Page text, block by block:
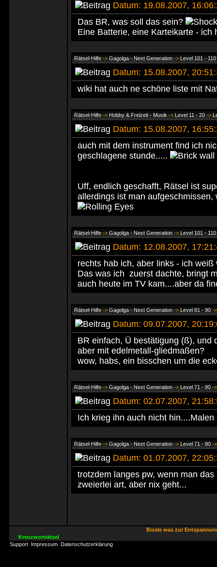
Datum: 19.08.2007,
Das BR, was soll das sein?
Eine Batterie, eine Karteikarte -
Rätsel-Hilfe -> Gagolga - Next Generation -> Level 101 - 110
Datum: 15.08.2007,
wiki hat auch ne schöne liste mit
Rätsel-Hilfe -> Hobby & Freizeit - Musik -> Level 11 - 20 ->
Datum: 15.08.2007,
auch mit dem instrument find ich
geschlagene stunde.....
Uff, endlich geschafft, Rätsel ist
allerdings ist man
Rätsel-Hilfe -> Gagolga - Next Generation -> Level 101 - 110
Datum: 12.08.2007,
rechts hab ich, aber links - ich
Das was ich zuerst dachte, bringt
auch heute im TV kam....aber da
Rätsel-Hilfe -> Gagolga - Next Generation -> Level 81 - 90 -
Datum: 09.07.2007,
BR einfach, Ü bestätigung (ß), und
aber mit edelmetall-gliedmaßen?
wow, habs, ein bisschen um die
Rätsel-Hilfe -> Gagolga - Next Generation -> Level 71 - 80 -
Datum: 02.07.2007,
Ich krieg ihn auch nicht
Rätsel-Hilfe -> Gagolga - Next Generation -> Level 71 - 80 -
Datum: 01.07.2007,
trotzdem langes pw, wenn man
zweierlei art, aber nix geht...
Bissle was zur
Kreuzworträtsel
Support Impressum Datenschutzerklärung